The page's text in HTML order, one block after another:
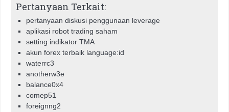
Pertanyaan Terkait:
pertanyaan diskusi penggunaan leverage
aplikasi robot trading saham
setting indikator TMA
akun forex terbaik language:id
waterrc3
anotherw3e
balance0x4
comep51
foreignng2